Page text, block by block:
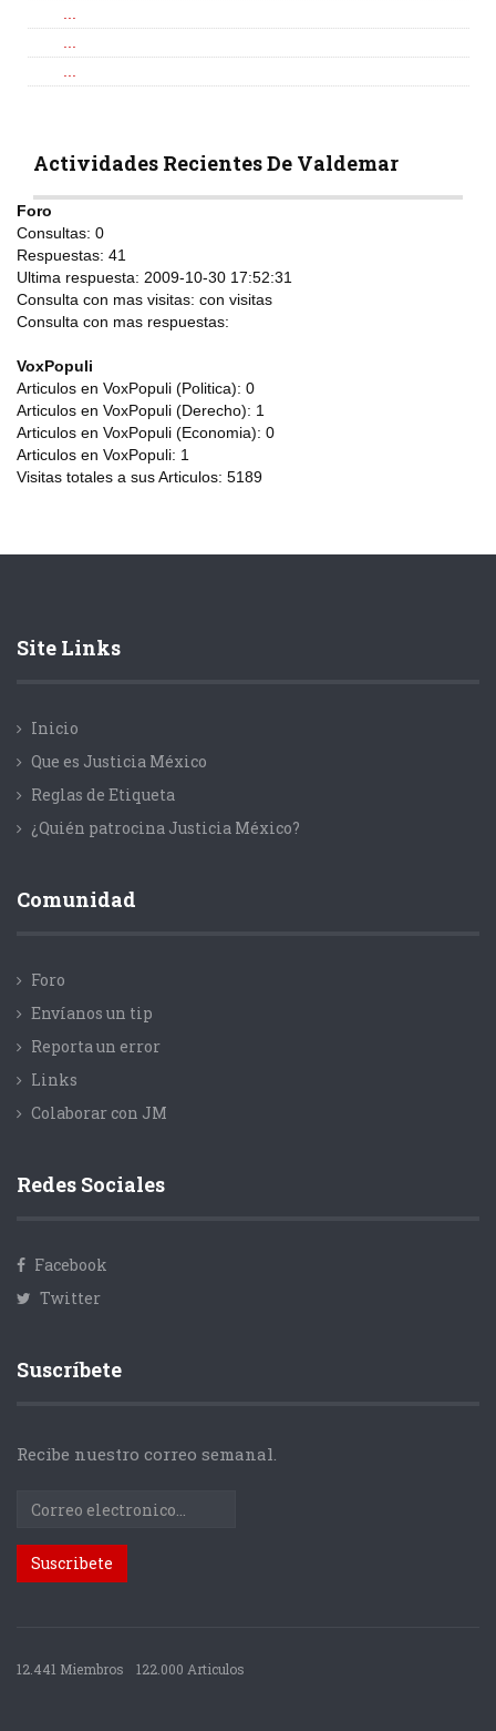
Actividades Recientes De Valdemar
Foro
Consultas: 0
Respuestas: 41
Ultima respuesta: 2009-10-30 17:52:31
Consulta con mas visitas: con visitas
Consulta con mas respuestas:
VoxPopuli
Articulos en VoxPopuli (Politica): 0
Articulos en VoxPopuli (Derecho): 1
Articulos en VoxPopuli (Economia): 0
Articulos en VoxPopuli: 1
Visitas totales a sus Articulos: 5189
Site Links
Inicio
Que es Justicia México
Reglas de Etiqueta
¿Quién patrocina Justicia México?
Comunidad
Foro
Envíanos un tip
Reporta un error
Links
Colaborar con JM
Redes Sociales
Facebook
Twitter
Suscríbete
Recibe nuestro correo semanal.
12.441 Miembros 122.000 Articulos